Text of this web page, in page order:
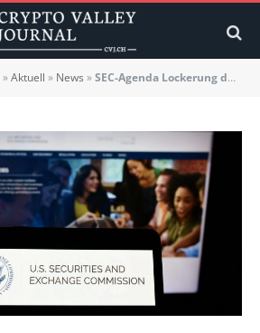
»Aktuell » News »SEC-Agenda Lockerung der Krypto-Regulierung in Sicht